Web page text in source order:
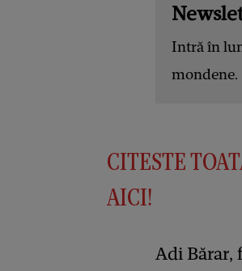
Intră în
mondene.
CITESTE
AICI!
Adi Bărar,